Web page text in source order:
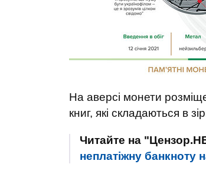
На аверсі монети
книг, які складаються в
Читайте на
неплатіжну банкноту